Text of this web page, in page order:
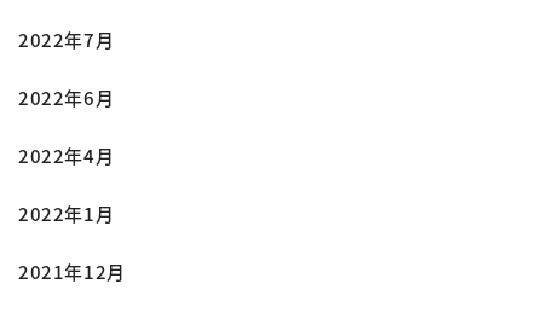
2022年7月
2022年6月
2022年4月
2022年1月
2021年12月